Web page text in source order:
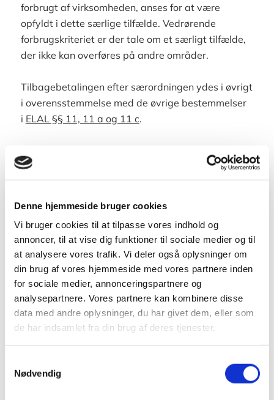
Denne hjemmeside bruger cookies
Vi bruger cookies til at tilpasse vores indhold og
annoncer, til at vise dig funktioner til sociale medier og til
at analysere vores trafik. Vi deler også oplysninger om
din brug af vores hjemmeside med vores partnere inden
for sociale medier, annonceringspartnere og
analysepartnere. Vores partnere kan kombinere disse
data med andre oplysninger, du har givet dem, eller som
de har indsamlet fra din brug af deres tjenester.
Nødvendig
forbrugt af virksomheden, anses for at være
opfyldt i dette særlige tilfælde. Vedrørende
forbrugskriteriet er der tale om et særligt tilfælde,
der ikke kan overføres på andre områder.
Tilbagebetalingen efter særordningen ydes i øvrigt
i overensstemmelse med de øvrige bestemmelser
i ELAL §§ 11, 11 a og 11 c.
§ 11
, stk. 5, om fradragsret i samme omfang, som
virksomheden har fradragsret for moms for
således ikke i dette særlige tilfælde opfylde
betingelsen om, at fradragsretten gælder i samme
omfang, som virksomheden har fradragsret for
moms for elektricitet og varme.
Udbydere på markedet
Hos ladeoperatørerne kan jeres virksomhed købe
eller leje ladeudstyr og eventuelt få abonnement